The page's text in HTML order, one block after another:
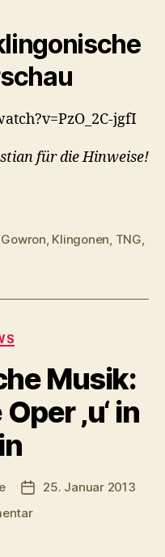
jgfI
für die Hinweise!
Gowron Klingonen TNG
Musik:
‚u‘ in
25. Januar 2013
zu